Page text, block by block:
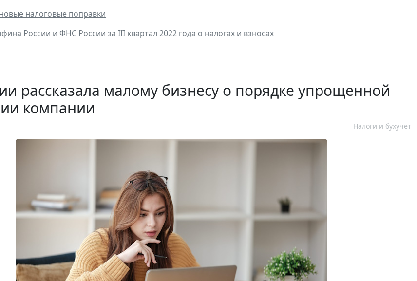
налоговые поправки
России и ФНС России за III квартал 2022 года о налогах и взносах
рассказала малому бизнесу о порядке упрощенной
компании
Налоги и бухучет